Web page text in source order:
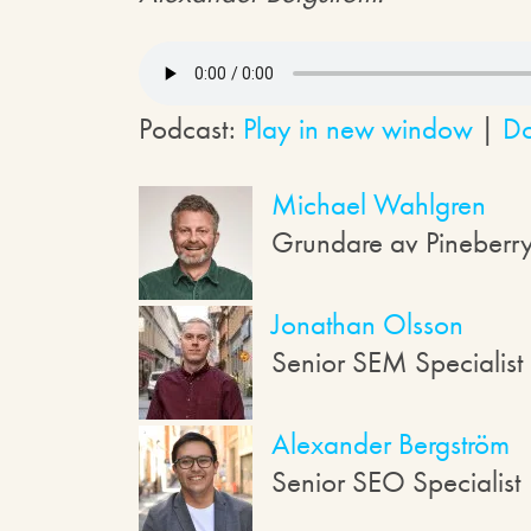
Podcast: Play in new window |
Michael Wahlgren
Grundare av
Jonathan Olsson
Senior SEM Specialist
Alexander Bergström
Senior SEO Specialist